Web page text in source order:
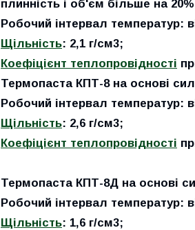
плинність і об'єм більше на
Робочий інтервал температур:
Щільність: 2,1 г/см3;
Коефіцієнт теплопровідності
Термопаста КПТ-8на основі
Робочий інтервал температур:
Щільність: 2,6 г/см3;
Коефіцієнт теплопровідності
Термопаста КПТ-8Д на основі
Робочий інтервал температур:
Щільність: 1,6 г/см3;